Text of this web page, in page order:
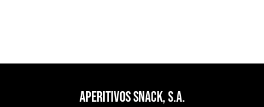
APERITIVOS SNACK, S.A.